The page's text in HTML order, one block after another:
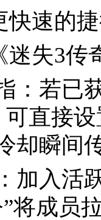
快速的
迷失3传
：若已
可直接
却瞬间
加入活
将成员